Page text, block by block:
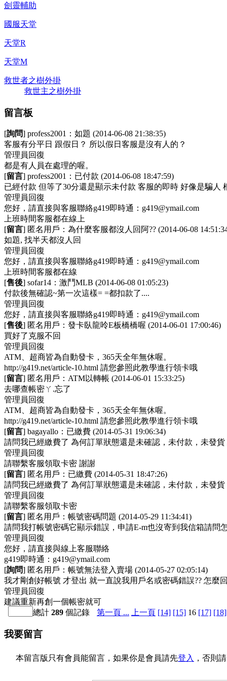
劍靈輔助
國服天堂
天堂R
天堂M
救世者之樹外掛
救世主之樹外掛
留言板
[詢問] profess2001： 如題 (2014-06-08 21:38:35)
客服有分平日 跟假日？ 所以假日客服是沒有人的？
管理員回復
都是有人員在處理的喔。
[留言] profess2001： 已付款 (2014-06-08 18:47:59)
已經付款 但等了30分還是顯示未付款 客服的即時 好像是騙人
管理員回復
您好，請直接與客服聯絡g419即時通： g419@ymail.com
上班時間客服都在線上
[留言] 匿名用戶： 為什麼客服都沒人回阿?? (2014-06-08
如題, 找半天都沒人回
管理員回復
您好，請直接與客服聯絡g419即時通： g419@ymail.com
上班時間客服都在線
[售後] sofar14： 激鬥MLB (2014-06-08 01:05:23)
付款後無確認~第一次這樣= =都扣款了....
管理員回復
您好，請直接與客服聯絡g419即時通： g419@ymail.com
[售後] 匿名用戶： 發卡臥龍呤E板橋橋喔 (2014-06-01 17:00:46)
買好了克服不回
管理員回復
ATM、超商皆為自動發卡，365天全年無休喔。
http://g419.net/article-10.html 請您參照此教學進行領卡哦
[留言] 匿名用戶： ATM以轉帳 (2014-06-01 15:33:25)
去哪查帳密ㄚ.忘了
管理員回復
ATM、超商皆為自動發卡，365天全年無休喔。
http://g419.net/article-10.html 請您參照此教學進行領卡哦
[留言] bagayallo： 已繳費 (2014-05-31 19:06:34)
請問我已經繳費了 為何訂單狀態還是未確認，未付款，未發貨
管理員回復
請聯繫客服領取卡密 謝謝
[留言] 匿名用戶： 已繳費 (2014-05-31 18:47:26)
請問我已經繳費了 為何訂單狀態還是未確認，未付款，未發貨
管理員回復
請聯繫客服領取卡密
[留言] 匿名用戶： 帳號密碼問題 (2014-05-29 11:34:41)
請問我打帳號密碼它顯示錯誤，申請E-m也沒寄到我信箱請問
管理員回復
您好，請直接與線上客服聯絡
g419即時通： g419@ymail.com
[詢問] 匿名用戶： 帳號無法登入賣場 (2014-05-27 02:05:14)
我才剛創好帳號 才登出 就一直說我用戶名或密碼錯誤?? 怎麼
管理員回復
建議重新再創一個帳密就可
總計 289 個記錄 第一頁 ... 上一頁 [14] [15] 16 [17] [18]
我要留言
本留言版只有會員能留言，如果你是會員請先登入 ，否則